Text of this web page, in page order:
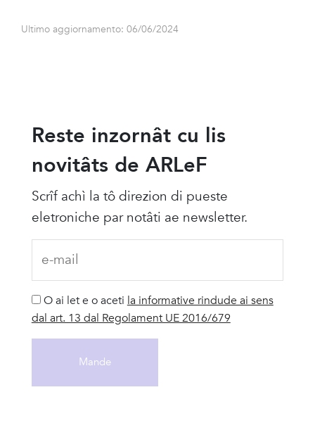
Ultimo aggiornamento: 06/06/2024
Reste inzornât cu lis
novitâts de ARLeF
Scrîf achì la tô direzion di pueste
eletroniche par notâti ae newsletter.
O ai let e o aceti la informative rindude ai sens
dal art. 13 dal Regolament UE 2016/679